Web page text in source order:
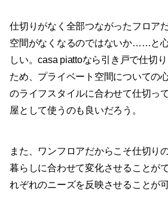
仕切りがなく全部つながったフロア
空間がなくなるのではないか……と
しい。casa piattoなら引き戸で仕切
ため、プライベート空間についての
のライフスタイルに合わせて仕切っ
屋として使うのも良いだろう。
また、ワンフロアだからこそ仕切り
暮らしに合わせて変化させることが
れぞれのニーズを反映させることが可